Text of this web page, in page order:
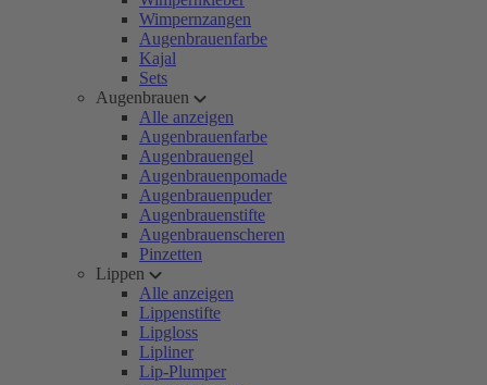
Wimpernzangen
Augenbrauenfarbe
Kajal
Sets
Augenbrauen
Alle anzeigen
Augenbrauenfarbe
Augenbrauengel
Augenbrauenpomade
Augenbrauenpuder
Augenbrauenstifte
Augenbrauenscheren
Pinzetten
Lippen
Alle anzeigen
Lippenstifte
Lipgloss
Lipliner
Lip-Plumper